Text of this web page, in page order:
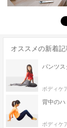
オススメの新着記
パンツス
ボディケ
背中のハ
ボディケ